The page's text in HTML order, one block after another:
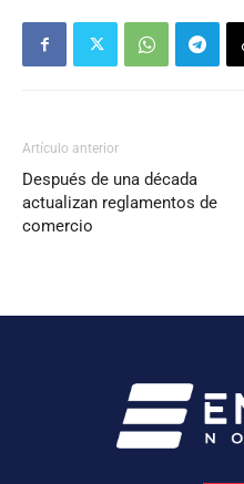
Artículo anterior
Después de una década
actualizan reglamentos de
comercio